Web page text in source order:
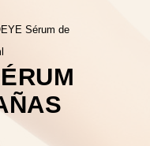
Sérum de